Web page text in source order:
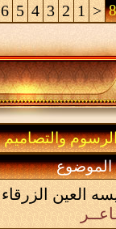
<
1
2
3
4
5
6
والتصاميم
الموضوع
العين الزرقاء